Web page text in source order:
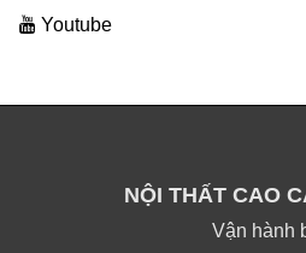
Youtube
NỘI THẤT CAO
Vận hành